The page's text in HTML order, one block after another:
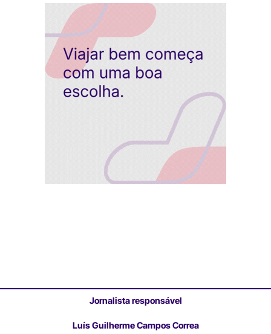
Jornalista responsável
Luís Guilherme Campos Correa